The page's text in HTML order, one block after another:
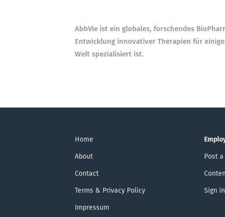
AbbVie ist ein globales, forschendes
Entwicklung innovativer Therapien für
Welt spezialisiert ist.
Home
About
Contact
Terms & Privacy Policy
Impressum
Post a
Sign in